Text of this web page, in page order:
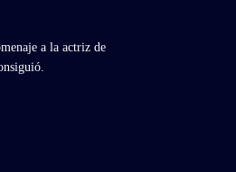
a la actriz de